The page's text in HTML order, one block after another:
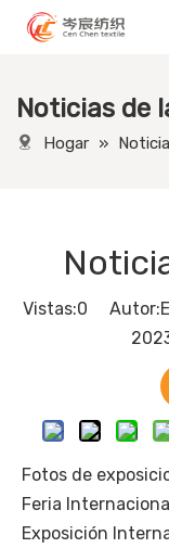
Noticias de
Hogar »
Vistas:0
Fotos de
Feria
Exposición